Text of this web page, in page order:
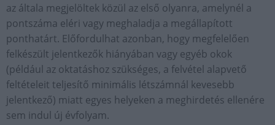
az általa megjelöltek közül az első olyanra, amelynél a
pontszáma eléri vagy meghaladja a megállapított
ponthatárt. Előfordulhat azonban, hogy megfelelően
felkészült jelentkezők hiányában vagy egyéb okok
(például az oktatáshoz szükséges, a felvétel alapvető
feltételeit teljesítő minimális létszámnál kevesebb
jelentkező) miatt egyes helyeken a meghirdetés ellenére
sem indul új évfolyam.